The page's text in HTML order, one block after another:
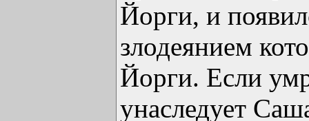
Йорги, и
злодеянием
Йорги. Если
унаследует